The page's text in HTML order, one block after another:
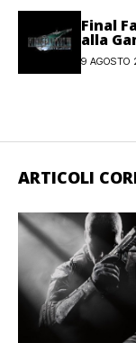
Final
alla
9 AGOSTO
ARTICOLI